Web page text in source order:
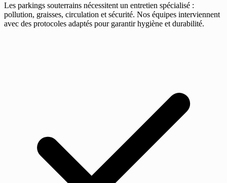
Les parkings souterrains nécessitent un entretien spécialisé :
pollution, graisses, circulation et sécurité. Nos équipes interviennent
avec des protocoles adaptés pour garantir hygiène et durabilité.